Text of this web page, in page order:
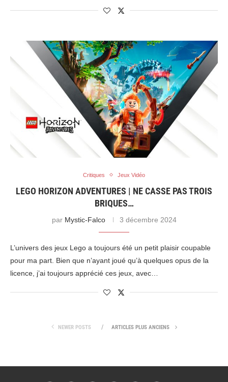
Critiques Jeux Vidéo
LEGO HORIZON ADVENTURES | NE CASSE PAS TROIS
BRIQUES…
par Mystic-Falco 3 décembre 2024
L’univers des jeux Lego a toujours été un petit plaisir coupable
pour ma part. Bien que n’ayant joué qu’à quelques opus de la
licence, j’ai toujours apprécié ces jeux, avec…
NEWER POSTS ARTICLES PLUS ANCIENS